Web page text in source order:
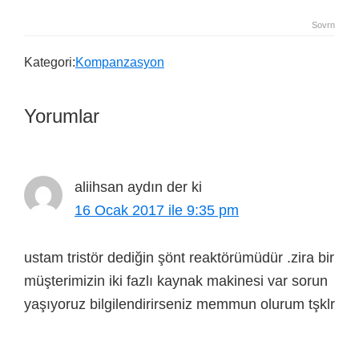
Sovrn
Kategori:Kompanzasyon
Yorumlar
aliihsan aydın der ki
16 Ocak 2017 ile 9:35 pm
ustam tristör dediğin şönt reaktörümüdür .zira bir
müşterimizin iki fazlı kaynak makinesi var sorun
yaşıyoruz bilgilendirirseniz memmun olurum tşklr